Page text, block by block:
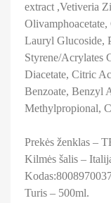
extract ,Vetiveria
Lauryl Glucoside,
Styrene/Acrylates
Diacetate, Citric
Benzoate, Benzyl
Methylpropional,
Prekės ženklas –
Kilmės šalis –
Turis – 500ml.